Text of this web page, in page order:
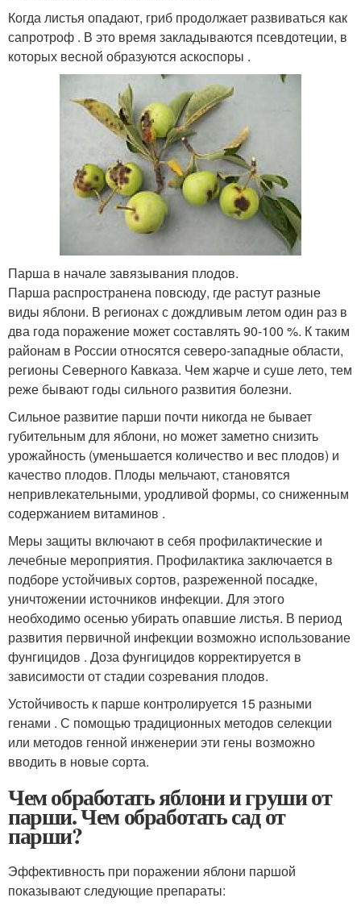
Когда листья опадают, гриб продолжает развиваться как
сапротроф . В это время закладываются псевдотеции, в
которых весной образуются аскоспоры .
Парша в начале завязывания плодов.
Парша распространена повсюду, где растут разные
виды яблони. В регионах с дождливым летом один раз в
два года поражение может составлять 90-100 %. К таким
районам в России относятся северо-западные области,
регионы Северного Кавказа. Чем жарче и суше лето, тем
реже бывают годы сильного развития болезни.
Сильное развитие парши почти никогда не бывает
губительным для яблони, но может заметно снизить
урожайность (уменьшается количество и вес плодов) и
качество плодов. Плоды мельчают, становятся
непривлекательными, уродливой формы, со сниженным
содержанием витаминов .
Меры защиты включают в себя профилактические и
лечебные мероприятия. Профилактика заключается в
подборе устойчивых сортов, разреженной посадке,
уничтожении источников инфекции. Для этого
необходимо осенью убирать опавшие листья. В период
развития первичной инфекции возможно использование
фунгицидов . Доза фунгицидов корректируется в
зависимости от стадии созревания плодов.
Устойчивость к парше контролируется 15 разными
генами . С помощью традиционных методов селекции
или методов генной инженерии эти гены возможно
вводить в новые сорта.
Чем обработать яблони и груши от
парши. Чем обработать сад от
парши?
Эффективность при поражении яблони паршой
показывают следующие препараты: